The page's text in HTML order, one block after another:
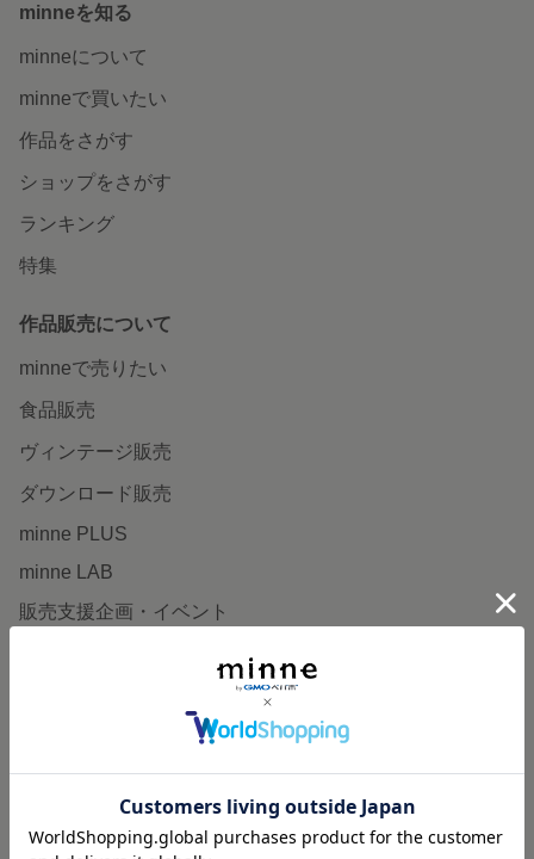
minneを知る
minneについて
minneで買いたい
作品をさがす
ショップをさがす
ランキング
特集
作品販売について
minneで売りたい
食品販売
ヴィンテージ販売
ダウンロード販売
minne PLUS
minne LAB
販売支援企画・イベント
minneとものづくりと
minneの本